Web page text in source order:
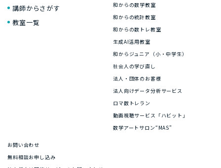
講師からさがす
教室一覧
和からの数学教室
和からの統計教室
和からの数トレ教室
生成AI活用教室
和からジュニア（小・中学生）
社会人の学び直し
法人・団体のお客様
法人向けデータ分析サービス
ロマ数トレラン
動画視聴サービス「ハビット」
数学アートサロン“MAS”
お問い合わせ
無料相談お申し込み